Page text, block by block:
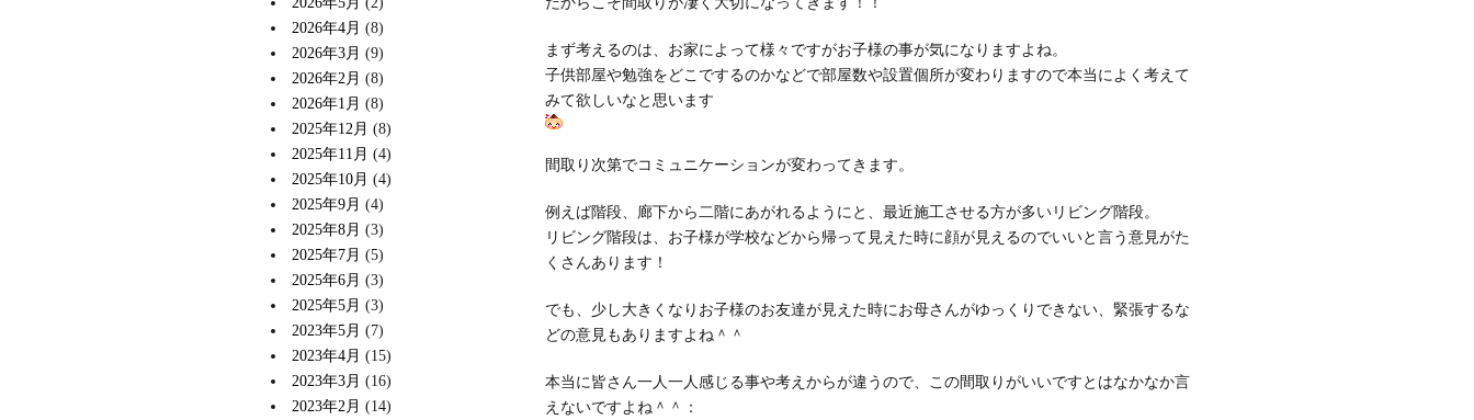
まず考えるのは、お家によって様々ですがお子様の事が気になりますよね。
子供部屋や勉強をどこでするのかなどで部屋数や設置個所が変わりますので本当によく考えて
みて欲しいなと思います
間取り次第でコミュニケーションが変わってきます。
例えば階段、廊下から二階にあがれるようにと、最近施工させる方が多いリビング階段。
リビング階段は、お子様が学校などから帰って見えた時に顔が見えるのでいいと言う意見がた
くさんあります！
でも、少し大きくなりお子様のお友達が見えた時にお母さんがゆっくりできない、緊張するな
どの意見もありますよね＾＾
本当に皆さん一人一人感じる事や考えからが違うので、この間取りがいいですとはなかなか言
えないですよね＾＾：
2026年4月 (8)
2026年3月 (9)
2026年2月 (8)
2026年1月 (8)
2025年12月 (8)
2025年11月 (4)
2025年10月 (4)
2025年9月 (4)
2025年8月 (3)
2025年7月 (5)
2025年6月 (3)
2025年5月 (3)
2023年5月 (7)
2023年4月 (15)
2023年3月 (16)
2023年2月 (14)